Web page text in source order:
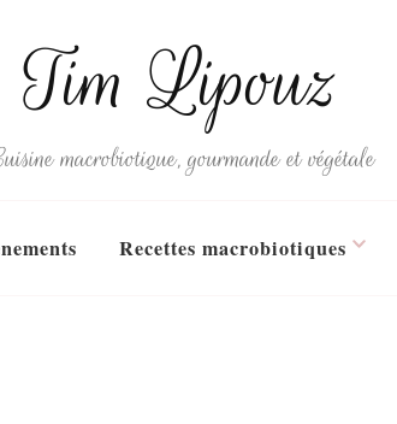
Tim Lipouz
macrobiotique, gourmande et végétale
Recettes macrobiotiques